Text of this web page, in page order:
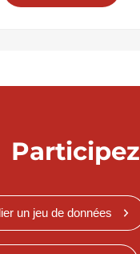
Participez
un jeu de données